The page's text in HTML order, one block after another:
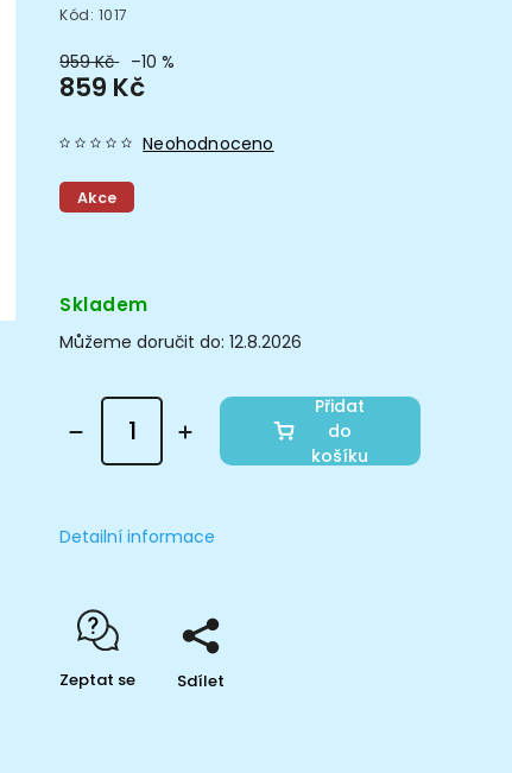
Kód: 1017
959 Kč –10 %
859 Kč
Akce
Neohodnoceno
Skladem
Můžeme doručit do: 12.8.2026
Přidat
do
košíku
Detailní informace
Zeptat se Sdílet